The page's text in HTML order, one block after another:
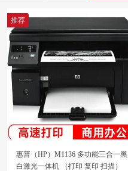
推荐
惠普（HP）M1136 多功能三合一黑
白激光一体机 （打印 复印 扫描）